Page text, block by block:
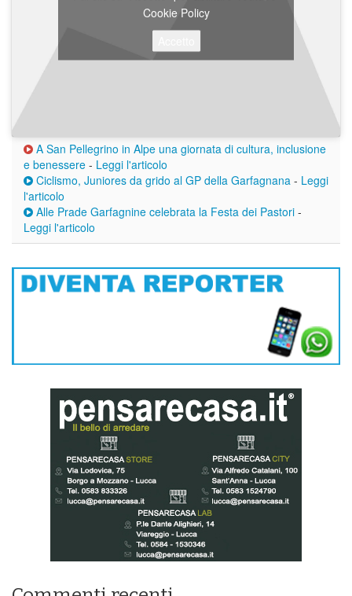
Cookie Policy
A San Pellegrino in Alpe una giornata di cultura, inclusione
e benessere - Leggi l'articolo
Ciclismo, Juniores da grido al GP della Garfagnana - Leggi
l'articolo
Alle Prade Garfagnine celebrata la Festa dei Pastori -
Leggi l'articolo